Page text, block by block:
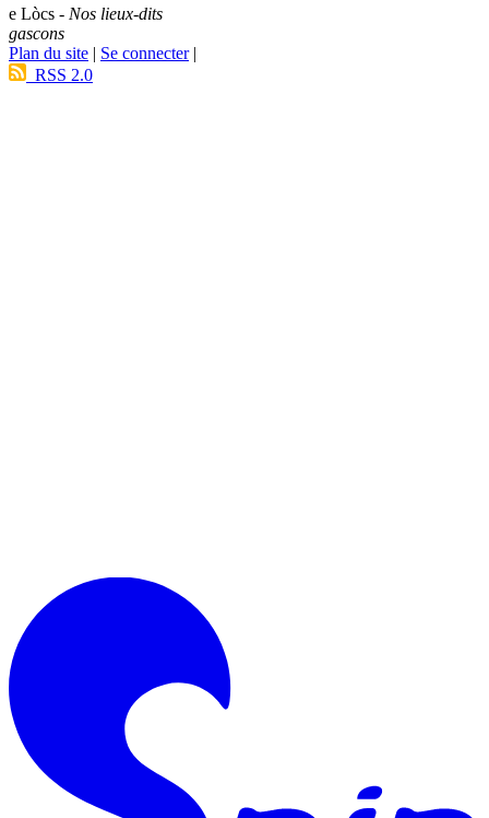
e Lòcs - Nos lieux-dits
gascons
Plan du site | Se connecter|
RSS 2.0